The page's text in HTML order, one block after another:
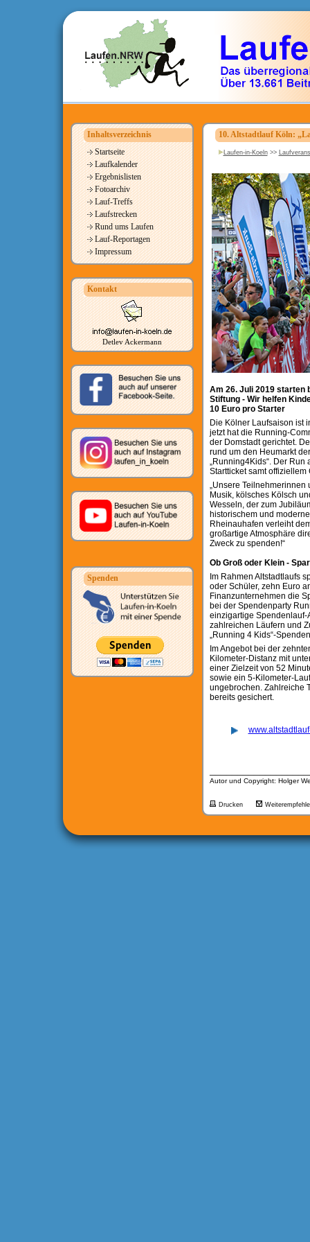
Inhaltsverzeichnis
Startseite
Laufkalender
Ergebnislisten
Fotoarchiv
Lauf-Treffs
Laufstrecken
Rund ums Laufen
Lauf-Reportagen
Impressum
Kontakt
Detlev Ackermann
Spenden
10. Altstadtlauf Köln:
Laufen-in-Koeln>>
Am 26. Juli 2019 starten
Stiftung - Wir helfen
10 Euro pro Starter
Die Kölner Laufsaison ist
jetzt hat die Running-
der Domstadt gerichtet.
rund um den Heumarkt
„Running4Kids“. Der
Startticket samt
„Unsere
Musik, kölsches Kölsch
Wesseln, der zum
historischem und
Rheinauhafen verleiht
großartige Atmosphäre
Zweck zu spenden!“
Ob Groß oder Klein -
Im Rahmen Altstadtlaufs
oder Schüler, zehn Euro
Finanzunternehmen die
bei der Spendenparty
einzigartige Spendenlauf-
zahlreichen Läufern und
„Running 4 Kids“-
Im Angebot bei der
Kilometer-Distanz mit
einer Zielzeit von 52
sowie ein 5-Kilometer-
ungebrochen. Zahlreiche
bereits gesichert.
Autor und Copyright: Holger
Drucken